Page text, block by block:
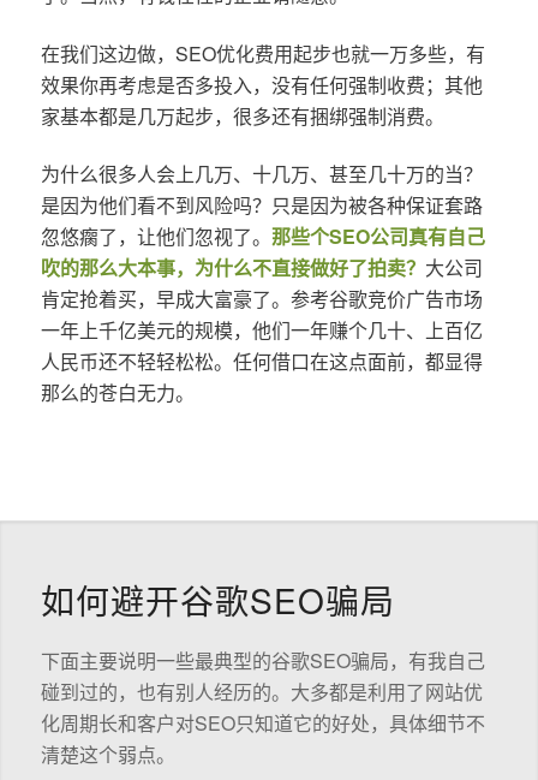
在我们这边做，SEO优化费用起步也就一万多些，有
效果你再考虑是否多投入，没有任何强制收费；其他
家基本都是几万起步，很多还有捆绑强制消费。
为什么很多人会上几万、十几万、甚至几十万的当？
是因为他们看不到风险吗？只是因为被各种保证套路
忽悠瘸了，让他们忽视了。 那些个SEO公司真有自己
吹的那么大本事，为什么不直接做好了拍卖？ 大公司
肯定抢着买，早成大富豪了。参考谷歌竞价广告市场
一年上千亿美元的规模，他们一年赚个几十、上百亿
人民币还不轻轻松松。任何借口在这点面前，都显得
那么的苍白无力。
如何避开谷歌SEO骗局
下面主要说明一些最典型的谷歌SEO骗局，有我自己
碰到过的，也有别人经历的。大多都是利用了网站优
化周期长和客户对SEO只知道它的好处，具体细节不
清楚这个弱点。